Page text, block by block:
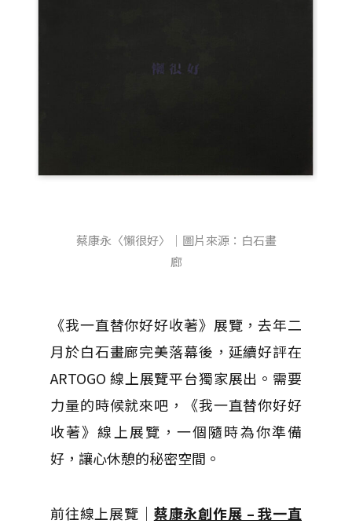
蔡康永〈懶很好〉｜圖片來源：白石畫
廊
《我一直替你好好收著》展覽，去年二
月於白石畫廊完美落幕後，延續好評在
ARTOGO 線上展覽平台獨家展出。需要
力量的時候就來吧，《我一直替你好好
收著》線上展覽，一個隨時為你準備
好，讓心休憩的秘密空間。
前往線上展覽｜ 蔡康永創作展 – 我一直